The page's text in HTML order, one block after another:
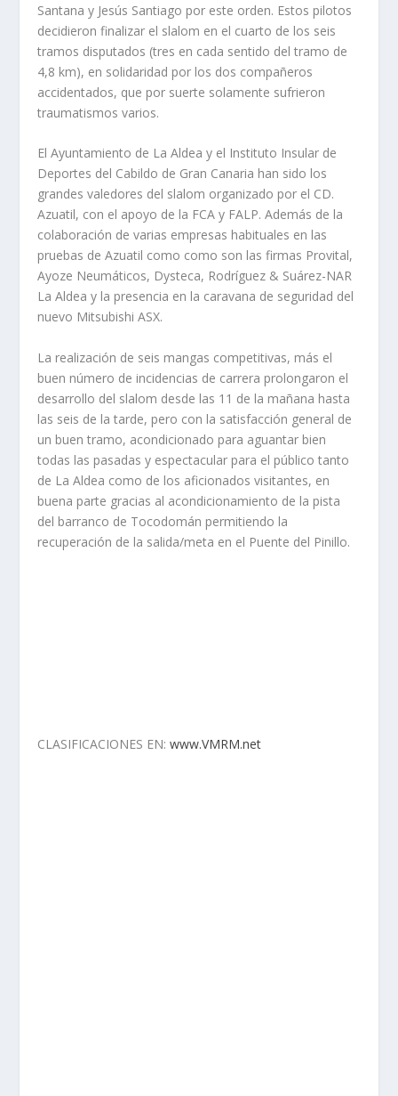
Santana y Jesús Santiago por este orden. Estos pilotos
decidieron finalizar el slalom en el cuarto de los seis
tramos disputados (tres en cada sentido del tramo de
4,8 km), en solidaridad por los dos compañeros
accidentados, que por suerte solamente sufrieron
traumatismos varios.
El Ayuntamiento de La Aldea y el Instituto Insular de
Deportes del Cabildo de Gran Canaria han sido los
grandes valedores del slalom organizado por el CD.
Azuatil, con el apoyo de la FCA y FALP. Además de la
colaboración de varias empresas habituales en las
pruebas de Azuatil como como son las firmas Provital,
Ayoze Neumáticos, Dysteca, Rodríguez & Suárez-NAR
La Aldea y la presencia en la caravana de seguridad del
nuevo Mitsubishi ASX.
La realización de seis mangas competitivas, más el
buen número de incidencias de carrera prolongaron el
desarrollo del slalom desde las 11 de la mañana hasta
las seis de la tarde, pero con la satisfacción general de
un buen tramo, acondicionado para aguantar bien
todas las pasadas y espectacular para el público tanto
de La Aldea como de los aficionados visitantes, en
buena parte gracias al acondicionamiento de la pista
del barranco de Tocodomán permitiendo la
recuperación de la salida/meta en el Puente del Pinillo.
CLASIFICACIONES EN:www.VMRM.net